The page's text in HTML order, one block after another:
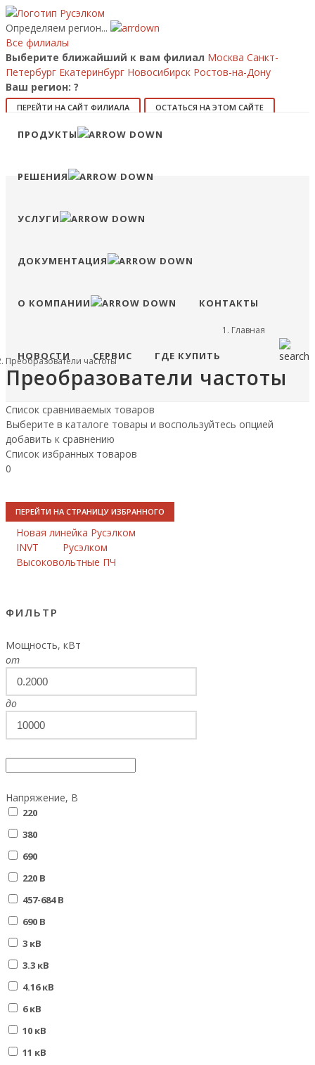
Определяем регион...
Все филиалы
Выберите ближайший к вам филиал Москва Санкт-
Петербург Екатеринбург Новосибирск Ростов-на-Дону
Ваш регион: ?
ПЕРЕЙТИ НА САЙТ ФИЛИАЛА ОСТАТЬСЯ НА ЭТОМ САЙТЕ
Позвонить
Сравнение
ПРОДУКТЫ
РЕШЕНИЯ
УСЛУГИ
ДОКУМЕНТАЦИЯ
О КОМПАНИИ КОНТАКТЫ
НОВОСТИ СЕРВИС ГДЕ КУПИТЬ
Главная
Преобразователи частоты
Преобразователи частоты
Список сравниваемых товаров
Выберите в каталоге товары и воспользуйтесь опцией
добавить к сравнению
Список избранных товаров
0
ПЕРЕЙТИ НА СТРАНИЦУ ИЗБРАННОГО
Новая линейка Русэлком
INVT
Русэлком
Высоковольтные ПЧ
ФИЛЬТР
Мощность, кВт
от
до
Напряжение, В
220
380
690
220 В
457-684 В
690 В
3 кВ
3.3 кВ
4.16 кВ
6 кВ
10 кВ
11 кВ